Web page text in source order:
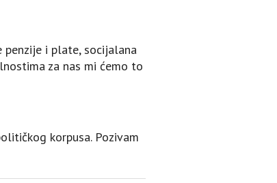
penzije i plate, socijalana
za nas mi ćemo to
korpusa. Pozivam